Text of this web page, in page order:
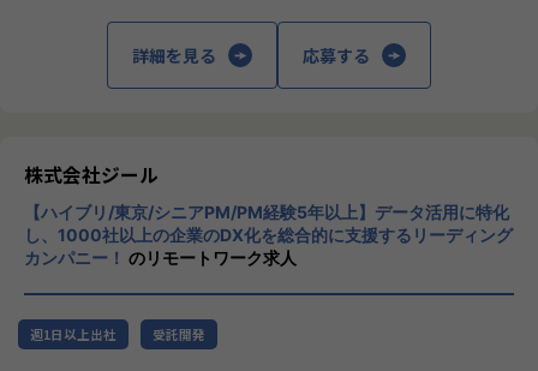
■Mission：専門性と技術力、高度な分析ノ
ズに応えるため、私たちは「プロフェッショ
ナルサービスの大衆化」をミッションとして
掲げております。高い専門性を持った技術
力、深い経験から得られた多様性のある高度
な分析力をハイクオリティ＆ローコストで提
供することで、企業の競争優位確保に貢献す
ることを私たちは使命としております。
詳細を見る 応募する
株式会社ジール
【ハイブリ/東京/シニアPM/PM経験5年以上】データ活用に特化
し、1000社以上の企業のDX化を総合的に支援するリーディング
カンパニー！ のリモートワーク求人
週1日以上出社 受託開発